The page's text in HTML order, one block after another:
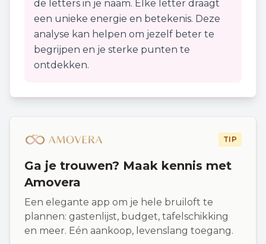
de letters in je naam. Elke letter draagt
een unieke energie en betekenis. Deze
analyse kan helpen om jezelf beter te
begrijpen en je sterke punten te
ontdekken.
TIP
Ga je trouwen? Maak kennis met
Amovera
Een elegante app om je hele bruiloft te
plannen: gastenlijst, budget, tafelschikking
en meer. Eén aankoop, levenslang toegang.